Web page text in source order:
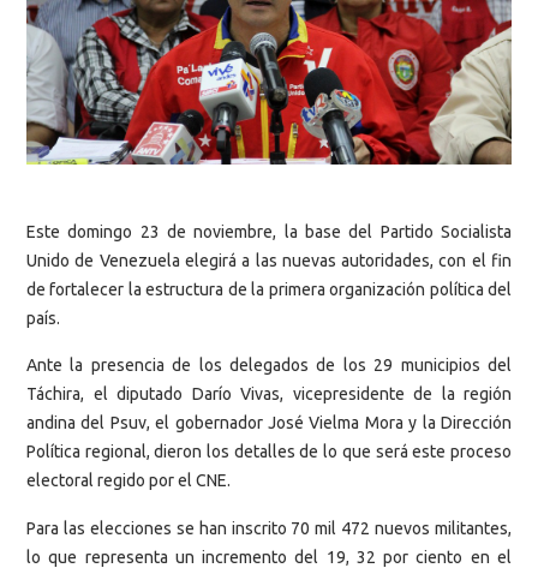
Este domingo 23 de noviembre, la base del Partido Socialista
Unido de Venezuela elegirá a las nuevas autoridades, con el fin
de fortalecer la estructura de la primera organización política del
país.
Ante la presencia de los delegados de los 29 municipios del
Táchira, el diputado Darío Vivas, vicepresidente de la región
andina del Psuv, el gobernador José Vielma Mora y la Dirección
Política regional, dieron los detalles de lo que será este proceso
electoral regido por el CNE.
Para las elecciones se han inscrito 70 mil 472 nuevos militantes,
lo que representa un incremento del 19, 32 por ciento en el